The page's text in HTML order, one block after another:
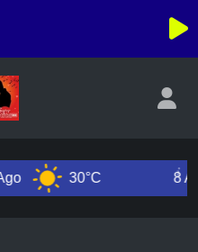
30°C 8 Ago